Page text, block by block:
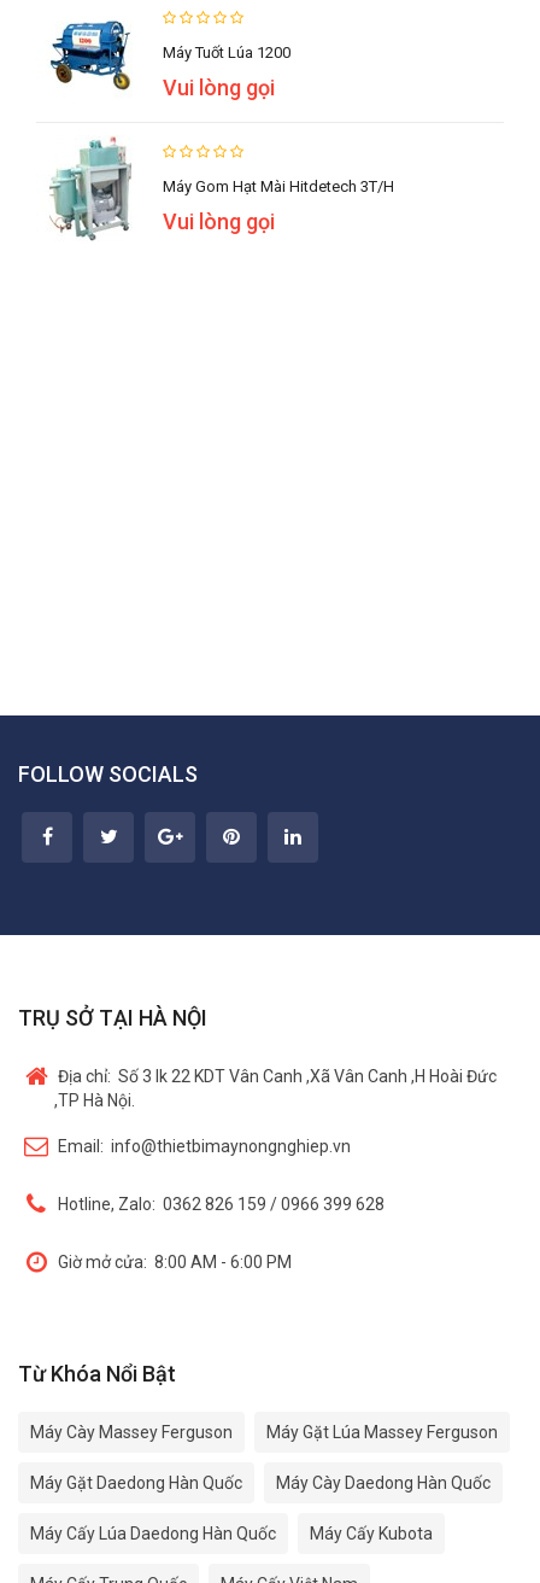
Máy Tuốt Lúa 1200
Vui lòng gọi
Máy Gom Hạt Mài Hitdetech 3T/h
Vui lòng gọi
FOLLOW SOCIALS
TRỤ SỞ TẠI HÀ NỘI
Địa chỉ: Số 3 lk 22 KDT Vân Canh ,Xã Vân Canh ,H Hoài Đức
,TP Hà Nội.
Email: info@thietbimaynongnghiep.vn
Hotline, Zalo: 0362 826 159 / 0966 399 628
Giờ mở cửa: 8:00 AM - 6:00 PM
Từ Khóa Nổi Bật
Máy Cày Massey Ferguson Máy Gặt Lúa Massey Ferguson
Máy Gặt Daedong Hàn Quốc Máy Cày Daedong Hàn Quốc
Máy Cấy Lúa Daedong Hàn Quốc Máy Cấy Kubota